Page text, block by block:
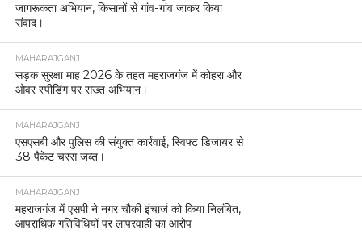
जागरूकता अभियान, किसानों से गांव-गांव जाकर किया
संवाद।
MAHARAJGANJ
सड़क सुरक्षा माह 2026 के तहत महराजगंज में कोहरा और
ओवर स्पीडिंग पर सख्त अभियान।
MAHARAJGANJ
एसएसबी और पुलिस की संयुक्त कार्रवाई, स्विफ्ट डिजायर से
38 पैकेट चरस जब्त।
MAHARAJGANJ
महराजगंज में एसपी ने नगर चौकी इंचार्ज को किया निलंबित,
आपराधिक गतिविधियों पर लापरवाही का आरोप